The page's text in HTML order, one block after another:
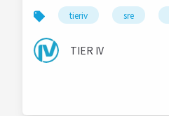
tieriv sre
TIER IV